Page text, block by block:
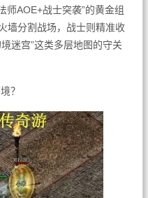
师AOE+战士突袭”的黄金组
墙分割战场，战士则精准收
迷宫”这类多层地图的守关
？